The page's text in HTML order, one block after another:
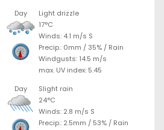
Day
Light drizzle
17°C
Winds: 4.1 m/s S
Precip.: 0mm /35% / Rain
Windgusts: 14.5 m/s
max. UV index: 5.45
Day
Slight rain
24°C
Winds: 2.8 m/s S
Precip.: 2.5mm / 53% / Rain